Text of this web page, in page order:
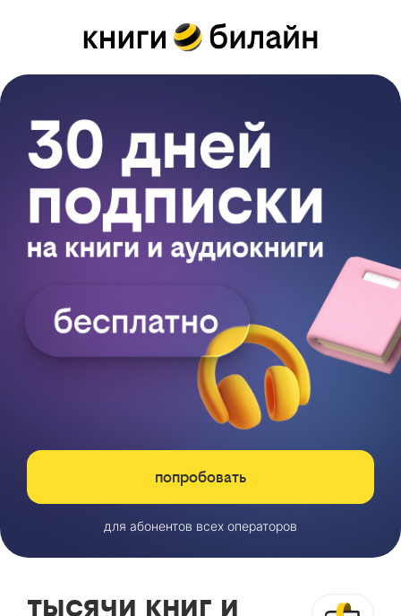
попробовать
для абонентов всех операторов
тысячи книг и